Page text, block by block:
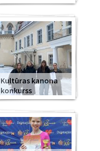
Kultūras kanona
konkurss